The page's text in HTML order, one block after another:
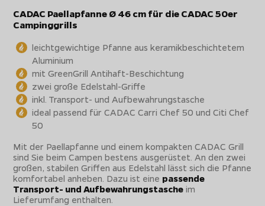
CADAC Paellapfanne Ø 46 cm für die CADAC 50er
Campinggrills
leichtgewichtige Pfanne aus keramikbeschichtetem
Aluminium
mit GreenGrill Antihaft-Beschichtung
zwei große Edelstahl-Griffe
inkl. Transport- und Aufbewahrungstasche
ideal passend für CADAC Carri Chef 50 und Citi Chef
50
Mit der Paellapfanne und einem kompakten CADAC Grill
sind Sie beim Campen bestens ausgerüstet. An den zwei
großen, stabilen Griffen aus Edelstahl lässt sich die Pfanne
komfortabel anheben. Dazu ist eine passende
Transport- und Aufbewahrungstasche im
Lieferumfang enthalten.